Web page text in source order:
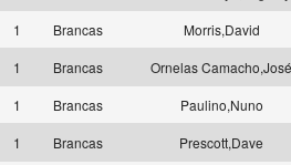
1 Brancas Morris,David
1 Brancas Ornelas Camacho,José
1 Brancas Paulino,Nuno
1 Brancas Prescott,Dave